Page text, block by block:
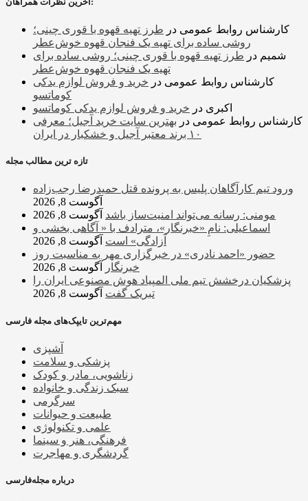
کارشناس روابط عمومی در طرز تهیه قهوه با قوری چینی؛
روشی ساده برای تهیه یک فنجان قهوه خوش‌عطر
شمیم در طرز تهیه قهوه با قوری چینی؛ روشی ساده برای
تهیه یک فنجان قهوه خوش‌عطر
کارشناس روابط عمومی در خرید و فروش لوازم یدکی
کوماتسو
اکبری در خرید و فروش لوازم یدکی کوماتسو
کارشناس روابط عمومی در بهترین سایت خرید آجیل؛ معرفی
۱۰ برند معتبر آجیل و خشکبار در ایران
تازه ترین مطالب مجله
ورود تیم کارآگاهان پلیس به پرونده قتل حمیدرضا رجب‌زاده
آگوست 8, 2026
مومنی: رسانه می‌تواند امنیت‌ساز باشد آگوست 8, 2026
اسماعیلی: نامِ «خبرنگار»، مترادف با « آگاهی بخشی و
آزادگی» است آگوست 8, 2026
حضور «احمد نادری» در خبرگزاری مهر به مناسبت روز
خبرنگار
آگوست 8, 2026
پزشکیان درخشش تیم ملی المپیاد هوش مصنوعی ایران را
تبریک گفت آگوست 8, 2026
مهم‌ترین تایپک‌های مجله فارسی
آشپزی
پزشکی و سلامت
زناشویی، مادر و کودک
سبک زندگی و خانواده
سرگرمی
طبیعت و حیوانات
علمی و تکنولوژی
فرهنگی، هنر و سینما
گردشگری و مهاجرت
درباره مجله‌فارسی